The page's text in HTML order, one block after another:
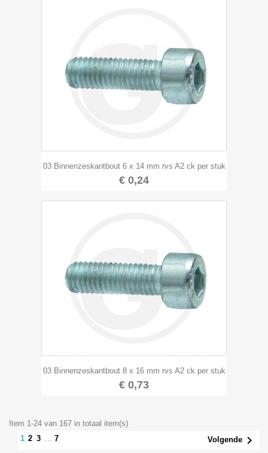
03 Binnenzeskantbout 6 x 14 mm rvs A2 ck per stuk
€ 0,24
03 Binnenzeskantbout 8 x 16 mm rvs A2 ck per stuk
€ 0,73
Item 1-24 van 167 in totaal item(s)
12 3 7 Volgende 